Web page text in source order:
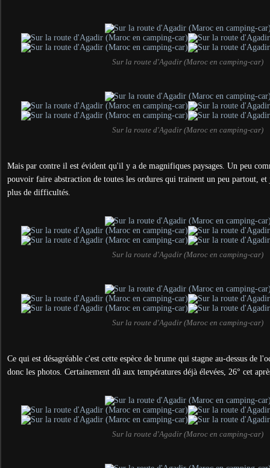
Sur la route d'Agadir (Maroc en camping-car)
Sur la route d'Agadir (Maroc en camping-car)
Mais par contre il est évident qu'il y a de magnifiques paysages. Un peu
pouvoir faire abstraction de toutes les ordures qui trainent un peu partout,
plus de difficultés.
Sur la route d'Agadir (Maroc en camping-car)
Sur la route d'Agadir (Maroc en camping-car)
Ce qui est désagréable c'est cette espèce de brume qui stagne au-dessus de
donc les photos. Certainement dû aux températures déjà élevées, 26° cet
Sur la route d'Agadir (Maroc en camping-car)